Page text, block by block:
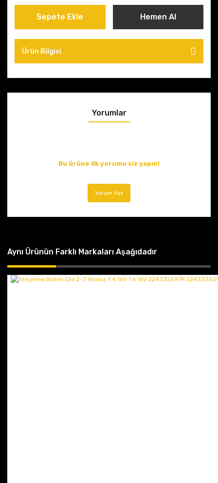
Sepete Ekle Hemen Al
Ürün Bilgisi
Yorumlar
Bu ürüne ilk yorumu siz yapın!
Yorum Yaz
Aynı Ürünün Farklı Markaları Aşağıdadır